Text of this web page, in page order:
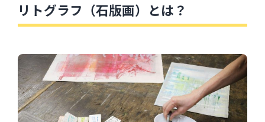
リトグラフ（石版画）とは？